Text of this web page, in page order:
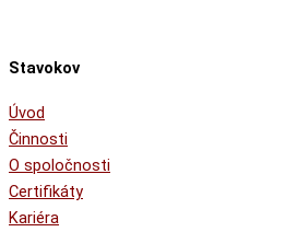
Stavokov
Úvod
Činnosti
O spoločnosti
Certifikáty
Kariéra